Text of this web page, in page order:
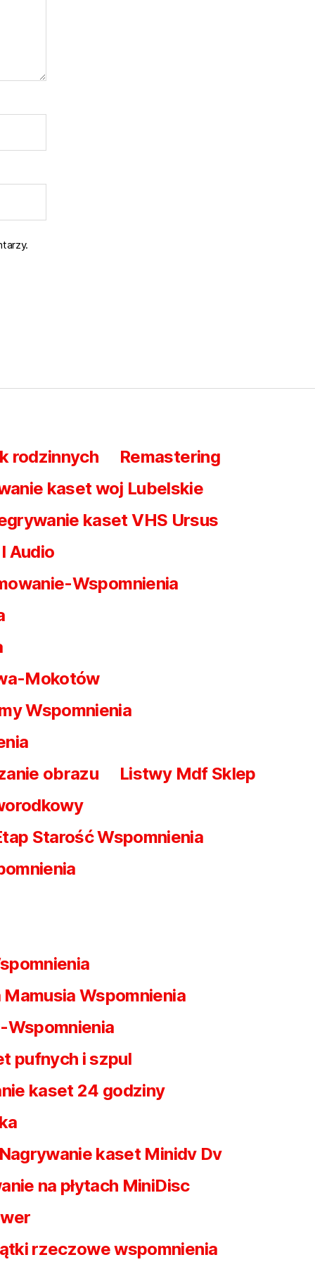
rodzinnych
Remastering
kaset woj Lubelskie
kaset VHS Ursus
Audio
Wspomnienia
Mokotów
Wspomnienia
obrazu
Listwy Mdf Sklep
Starość Wspomnienia
Wspomnienia
Wspomnienia
pufnych i szpul
kaset 24 godziny
kaset Minidv Dv
na płytach MiniDisc
rzeczowe wspomnienia